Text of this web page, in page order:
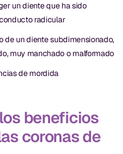
un diente que ha sido
radicular
de un diente subdimensionado,
muy manchado o malformado
de mordida
beneficios
coronas de